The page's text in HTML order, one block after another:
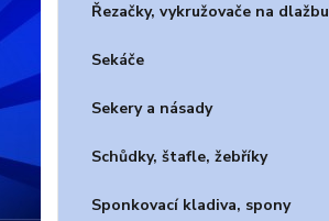
Řezačky, vykružovače na dlažbu
Sekáče
Sekery a násady
Schůdky, štafle, žebříky
Sponkovací kladiva, spony